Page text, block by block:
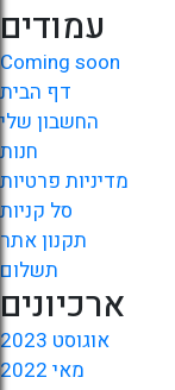
עמודים
Coming soon
דף הבית
החשבון שלי
חנות
מדיניות פרטיות
סל קניות
תקנון אתר
תשלום
ארכיונים
אוגוסט 2023
מאי 2022